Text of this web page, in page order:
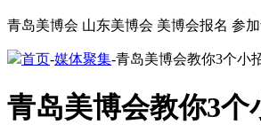
青岛美博会 山东美博会 美博会报名 参
首页-媒体聚集-青岛美博会教你3个小
青岛美博会教你3个